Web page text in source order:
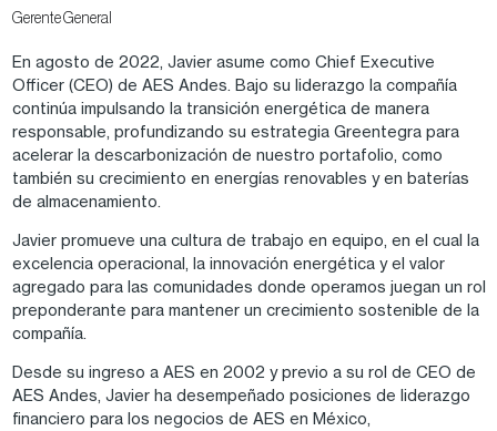
Gerente General
En agosto de 2022, Javier asume como Chief Executive
Officer (CEO) de AES Andes. Bajo su liderazgo la compañía
continúa impulsando la transición energética de manera
responsable, profundizando su estrategia Greentegra para
acelerar la descarbonización de nuestro portafolio, como
también su crecimiento en energías renovables y en baterías
de almacenamiento.
Javier promueve una cultura de trabajo en equipo, en el cual la
excelencia operacional, la innovación energética y el valor
agregado para las comunidades donde operamos juegan un rol
preponderante para mantener un crecimiento sostenible de la
compañía.
Desde su ingreso a AES en 2002 y previo a su rol de CEO de
AES Andes, Javier ha desempeñado posiciones de liderazgo
financiero para los negocios de AES en México,